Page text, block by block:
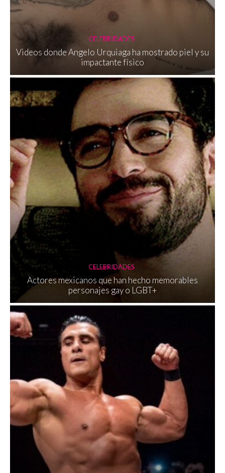
CELEBRIDADES
Videos donde Angelo Urquiaga ha mostrado piel y su
impactante físico
CELEBRIDADES
Actores mexicanos que han hecho memorables
personajes gay o LGBT+